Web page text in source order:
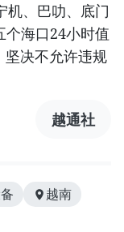
机、巴叻、底门
个海口24小时值
决不允许违规
越通社
越南